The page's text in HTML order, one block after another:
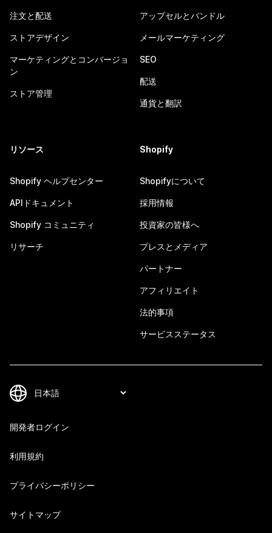
注文と配送
ストアデザイン
マーケティングとコンバージョ
ン
ストア管理
アップセルとバンドル
メールマーケティング
SEO
配送
通貨と翻訳
リソース
Shopify ヘルプセンター
APIドキュメント
Shopify コミュニティ
リサーチ
Shopify
Shopifyについて
採用情報
投資家の皆様へ
プレスとメディア
パートナー
アフィリエイト
法的事項
サービスステータス
開発者ログイン
利用規約
プライバシーポリシー
サイトマップ